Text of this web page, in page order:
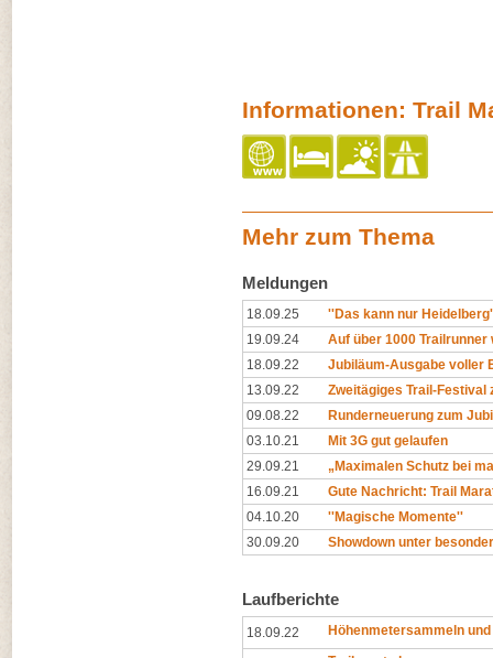
Informationen: Trail
Mehr zum Thema
Meldungen
18.09.25
''Das kann nur
19.09.24
Auf über 1000
18.09.22
Jubiläum-Ausgabe voller
13.09.22
Zweitägiges Trail-Festival
09.08.22
Runderneuerung zum
03.10.21
Mit 3G gut gelaufen
29.09.21
„Maximalen Schutz bei
16.09.21
Gute Nachricht: Trail
04.10.20
''Magische Momente''
30.09.20
Showdown unter
Laufberichte
18.09.22 Höhenmetersammeln